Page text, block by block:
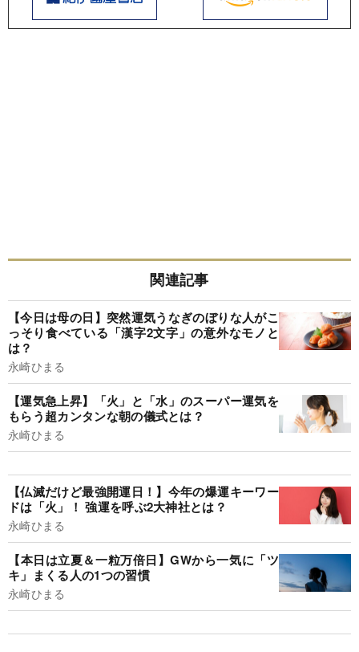
関連記事
【今日は母の日】突然運気うなぎのぼりな人がこ
っそり食べている「漢字2文字」の意外なモノと
は？
永崎ひまる
【運気急上昇】「火」と「水」のスーパー運気を
もらう超カンタンな朝の儀式とは？
永崎ひまる
【仏滅だけど最強開運日！】今年の爆運キーワー
ドは「火」！ 強運を呼ぶ2大神社とは？
永崎ひまる
【本日は立夏＆一粒万倍日】GWから一気に「ツ
キ」まくる人の1つの習慣
永崎ひまる